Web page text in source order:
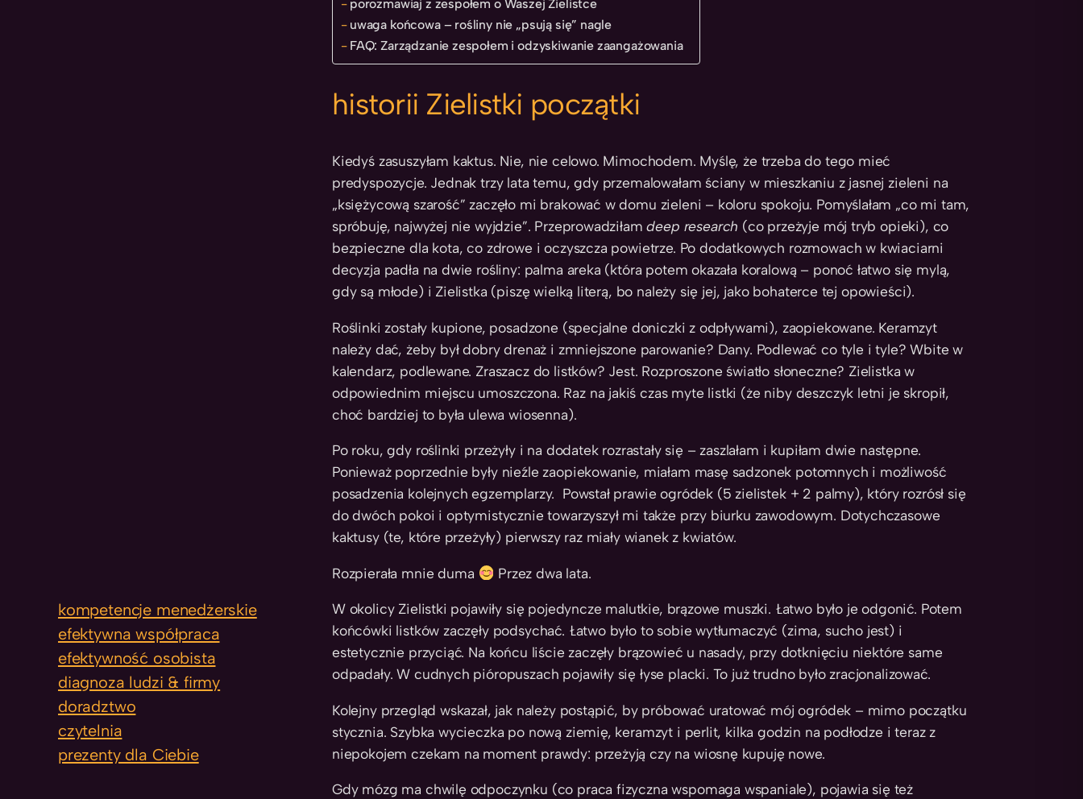
kompetencje menedżerskie
efektywna współpraca
efektywność osobista
diagnoza ludzi & firmy
doradztwo
czytelnia
prezenty dla Ciebie
porozmawiaj z zespołem o Waszej Zielistce
uwaga końcowa – rośliny nie „psują się” nagle
FAQ: Zarządzanie zespołem i odzyskiwanie zaangażowania
historii Zielistki początki
Kiedyś zasuszyłam kaktus. Nie, nie celowo. Mimochodem. Myślę, że trzeba do tego mieć
predyspozycje. Jednak trzy lata temu, gdy przemalowałam ściany w mieszkaniu z jasnej zieleni na
„księżycową szarość” zaczęło mi brakować w domu zieleni – koloru spokoju. Pomyślałam „co mi tam,
spróbuję, najwyżej nie wyjdzie”. Przeprowadziłamdeep research (co przeżyje mój tryb opieki), co
bezpieczne dla kota, co zdrowe i oczyszcza powietrze. Po dodatkowych rozmowach w kwiaciarni
decyzja padła na dwie rośliny: palma areka (która potem okazała koralową – ponoć łatwo się mylą,
gdy są młode) i Zielistka (piszę wielką literą, bo należy się jej, jako bohaterce tej opowieści).
Roślinki zostały kupione, posadzone (specjalne doniczki z odpływami), zaopiekowane. Keramzyt
należy dać, żeby był dobry drenaż i zmniejszone parowanie? Dany. Podlewać co tyle i tyle? Wbite w
kalendarz, podlewane. Zraszacz do listków? Jest. Rozproszone światło słoneczne? Zielistka w
odpowiednim miejscu umoszczona. Raz na jakiś czas myte listki (że niby deszczyk letni je skropił,
choć bardziej to była ulewa wiosenna).
Po roku, gdy roślinki przeżyły i na dodatek rozrastały się – zaszlałam i kupiłam dwie następne.
Ponieważ poprzednie były nieźle zaopiekowanie, miałam masę sadzonek potomnych i możliwość
posadzenia kolejnych egzemplarzy. Powstał prawie ogródek (5 zielistek + 2 palmy), który rozrósł się
do dwóch pokoi i optymistycznie towarzyszył mi także przy biurku zawodowym. Dotychczasowe
kaktusy (te, które przeżyły) pierwszy raz miały wianek z kwiatów.
Rozpierała mnie duma Przez dwa lata.
W okolicy Zielistki pojawiły się pojedyncze malutkie, brązowe muszki. Łatwo było je odgonić. Potem
końcówki listków zaczęły podsychać. Łatwo było to sobie wytłumaczyć (zima, sucho jest) i
estetycznie przyciąć. Na końcu liście zaczęły brązowieć u nasady, przy dotknięciu niektóre same
odpadały. W cudnych pióropuszach pojawiły się łyse placki. To już trudno było zracjonalizować.
Kolejny przegląd wskazał, jak należy postąpić, by próbować uratować mój ogródek – mimo początku
stycznia. Szybka wycieczka po nową ziemię, keramzyt i perlit, kilka godzin na podłodze i teraz z
niepokojem czekam na moment prawdy: przeżyją czy na wiosnę kupuję nowe.
Gdy mózg ma chwilę odpoczynku (co praca fizyczna wspomaga wspaniale), pojawia się też